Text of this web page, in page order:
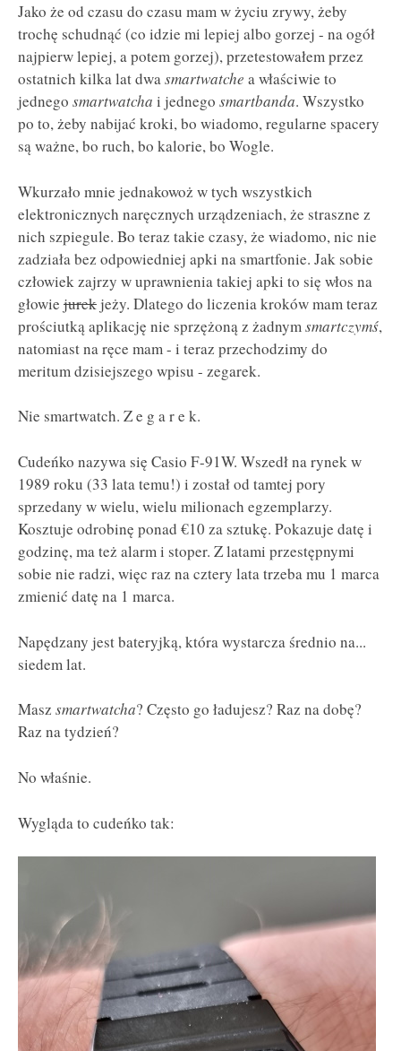
Jako że od czasu do czasu mam w życiu zrywy, żeby
trochę schudnąć (co idzie mi lepiej albo gorzej - na ogół
najpierw lepiej, a potem gorzej), przetestowałem przez
ostatnich kilka lat dwasmartwatche a właściwie to
jednego smartwatcha i jednego smartbanda. Wszystko
po to, żeby nabijać kroki, bo wiadomo, regularne spacery
są ważne, bo ruch, bo kalorie, bo Wogle.
Wkurzało mnie jednakowoż w tych wszystkich
elektronicznych naręcznych urządzeniach, że straszne z
nich szpiegule. Bo teraz takie czasy, że wiadomo, nic nie
zadziała bez odpowiedniej apki na smartfonie. Jak sobie
człowiek zajrzy w uprawnienia takiej apki to się włos na
głowie jurek jeży. Dlatego do liczenia kroków mam teraz
prościutką aplikację nie sprzężoną z żadnymsmartczymś,
natomiast na ręce mam - i teraz przechodzimy do
meritum dzisiejszego wpisu - zegarek.
Nie smartwatch. Z e g a r e k.
Cudeńko nazywa się Casio F-91W. Wszedł na rynek w
1989 roku (33 lata temu!) i został od tamtej pory
sprzedany w wielu, wielu milionach egzemplarzy.
Kosztuje odrobinę ponad €10 za sztukę. Pokazuje datę i
godzinę, ma też alarm i stoper. Z latami przestępnymi
sobie nie radzi, więc raz na cztery lata trzeba mu 1 marca
zmienić datę na 1 marca.
Napędzany jest bateryjką, która wystarcza średnio na...
siedem lat.
Masz smartwatcha? Często go ładujesz? Raz na dobę?
Raz na tydzień?
No właśnie.
Wygląda to cudeńko tak: